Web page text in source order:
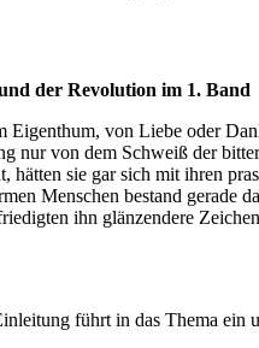
der Revolution im 1. Band
von Liebe oder
nur von dem Schweiß der
hätten sie gar sich mit ihren
Menschen bestand gerade
ihn glänzendere
führt in das Thema ein